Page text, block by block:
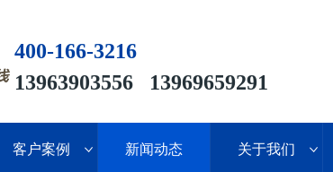
400-166-3216
13963903556 13969659291
客户案例 新闻动态 关于我们